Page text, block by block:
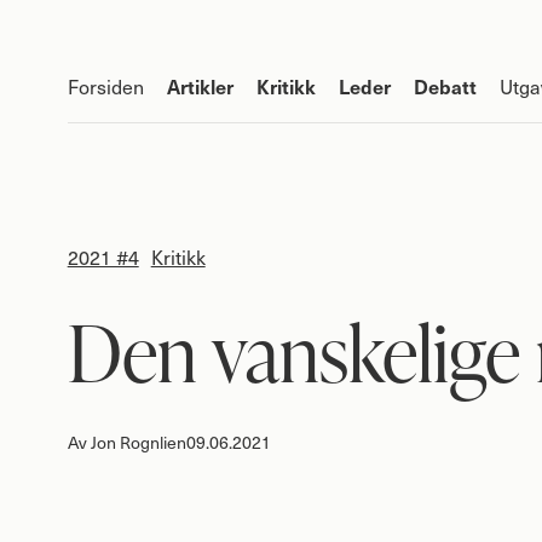
Forsiden Artikler Kritikk Leder Debatt
2021 #4 Kritikk
Den
AvJon Rognlien09.06.2021